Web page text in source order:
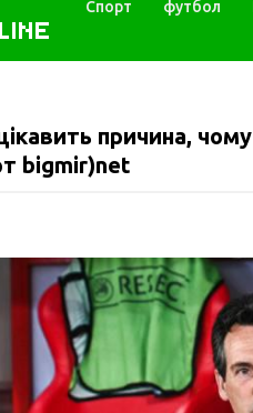
Спорт футбол
причина,
bigmir)net